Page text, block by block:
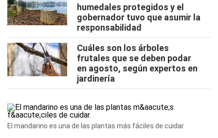
humedales protegidos y el
gobernador tuvo que asumir la
responsabilidad
Cuáles son los árboles
frutales que se deben podar
en agosto, según expertos en
jardinería
El mandarino es una de las plantas más fáciles de cuidar.